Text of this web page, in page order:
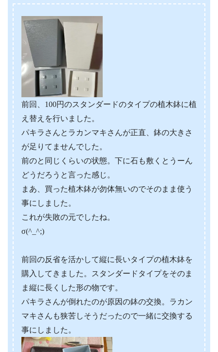
前回、100円のスタンダードのタイプの植木鉢に植
え替えを行いました。
パキラさんとラカンマキさんが正直、鉢の大きさ
が足りてませんでした。
前のと同じくらいの状態。下に石も敷くとうーん
どうだろうと言った感じ。
まあ、買った植木鉢が勿体無いのでそのまま使う
事にしました。
これが失敗の元でしたね。
σ(^_^;)
前回の反省を活かして縦に長いタイプの植木鉢を
購入してきました。スタンダードタイプをそのま
ま縦に長くした形の物です。
パキラさんが倒れたのが原因の鉢の交換。ラカン
マキさんも狭苦しそうだったので一緒に交換する
事にしました。